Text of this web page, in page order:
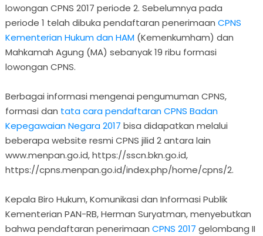
lowongan CPNS 2017 periode 2. Sebelumnya pada
periode 1 telah dibuka pendaftaran penerimaan CPNS
Kementerian Hukum dan HAM(Kemenkumham) dan
Mahkamah Agung (MA) sebanyak 19 ribu formasi
lowongan CPNS.
Berbagai informasi mengenai pengumuman CPNS,
formasi dan tata cara pendaftaran CPNS Badan
Kepegawaian Negara 2017 bisa didapatkan melalui
beberapa website resmi CPNS jilid 2 antara lain
www.menpan.go.id, https://sscn.bkn.go.id,
https://cpns.menpan.go.id/index.php/home/cpns/2.
Kepala Biro Hukum, Komunikasi dan Informasi Publik
Kementerian PAN-RB, Herman Suryatman, menyebutkan
bahwa pendaftaran penerimaan CPNS 2017 gelombang II